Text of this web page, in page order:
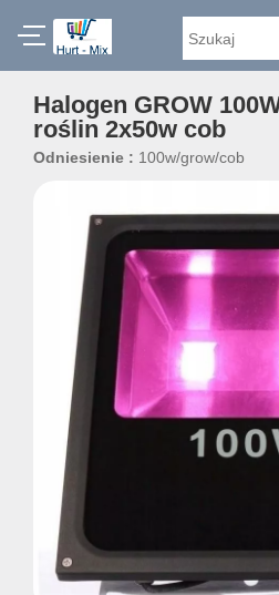
Halogen GROW
roślin 2x50w cob
Odniesienie : 100w/grow/cob